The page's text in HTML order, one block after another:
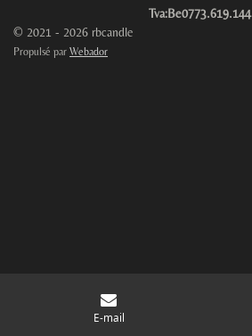
Tva:Be0773.619.144
© 2021 - 2026 rbcandle
Propulsé par Webador
E-mail